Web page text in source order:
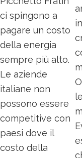
ci spingono a
pagare un costo
della energia
sempre più alto.
Le aziende
italiane non
possono essere
competitive con
paesi dove il
costo della